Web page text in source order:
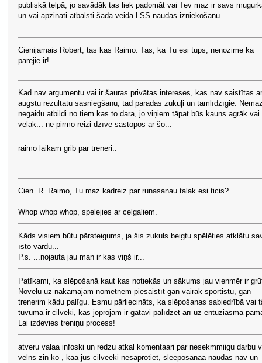
publiskā telpā, jo savādāk tas liek padomāt vai Tev maz ir savs
un vai apzināti atbalsti šāda veida LSS naudas izniekošanu.
Cienijamais Robert, tas kas Raimo. Tas, ka Tu esi tups, nenozime ka
parejie ir!
Kad nav argumentu vai ir šauras privātas intereses, kas nav saistītas ar
augstu rezultātu sasniegšanu, tad parādās zukuļi un tamlīdzīgie.
negaidu atbildi no tiem kas to dara, jo viņiem tāpat būs kauns agrāk vai
vēlāk... ne pirmo reizi dzīvē sastopos ar šo...
raimo laikam grib par treneri..
Cien. R. Raimo, Tu maz kadreiz par runasanau talak esi ticis?
Whop whop whop, spelejies ar celgaliem.
Kāds visiem būtu pārsteigums, ja šis zukuls beigtu spēlēties atklātu
īsto vārdu...
P.s. ...nojauta jau man ir kas viņš ir...
Patīkami, ka slēpošanā kaut kas notiekās un sākums jau vienmēr ir
Novēlu uz nākamajām nometnēm piesaistīt gan vairāk sportistu, gan
trenerim kādu palīgu. Esmu pārliecināts, ka slēpošanas sabiedrībā vai
tuvumā ir cilvēki, kas joprojām ir gatavi palīdzēt arī uz entuziasma
Lai izdevies treniņu process!
atveru valaa infoski un redzu atkal komentaari par nesekmmiigu darbu
velns zin ko , kaa jus cilveeki nesaprotiet, sleeposanaa naudas nav un